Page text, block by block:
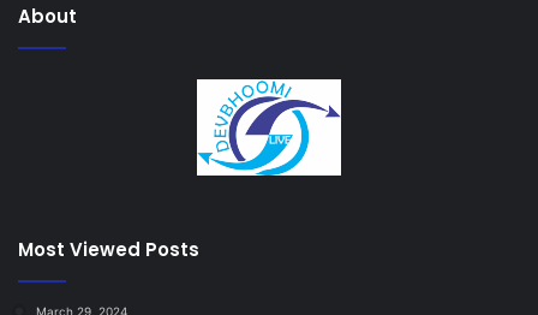
About
Most Viewed Posts
March 29, 2024